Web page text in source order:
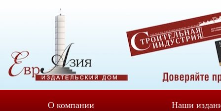
О компании Наши